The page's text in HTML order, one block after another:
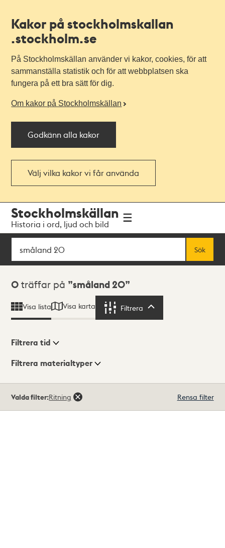
Kakor på stockholmskallan
.stockholm.se
På Stockholmskällan använder vi kakor, cookies, för att
sammanställa statistik och för att webbplatsen ska
fungera på ett bra sätt för dig.
Om kakor på Stockholmskällan
Godkänn alla kakor
Välj vilka kakor vi får använda
navigationen
huvudinnehållet
Stockholmskällan
Historia i ord, ljud och bild
Sök
Sök
Sökresultat
0 träffar på småland 20
Visa lista Visa karta Filtrera
Visningsläge
Filtrera tid
Filtrera materialtyper
träffar
Valda filter:Ritning Rensa filter